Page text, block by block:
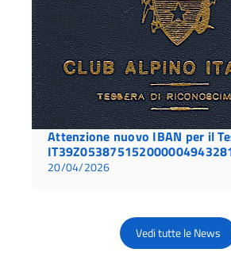
Attenzione nuovo IBAN per il
20/04/2026
Vedi tutte le News